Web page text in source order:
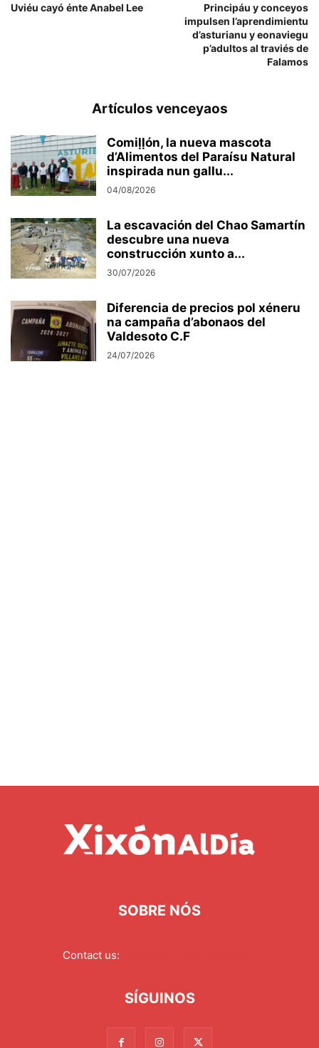
Uviéu cayó énte Anabel Lee
Principáu y conceyos
impulsen l’aprendimientu
d’asturianu y eonaviegu
p’adultos al traviés de
Falamos
Artículos venceyaos
Comiḷḷón, la nueva mascota
d’Alimentos del Paraísu Natural
inspirada nun gallu...
04/08/2026
La escavación del Chao Samartín
descubre una nueva
construcción xunto a...
30/07/2026
Diferencia de precios pol xéneru
na campaña d’abonaos del
Valdesoto C.F
24/07/2026
SOBRE NÓS
Contact us:
SÍGUINOS